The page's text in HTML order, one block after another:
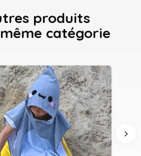
produits
catégorie